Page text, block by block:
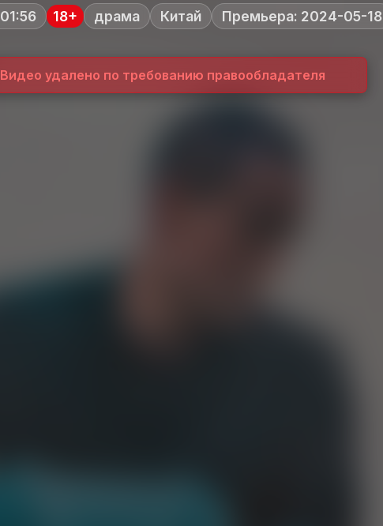
01:56
18+ драма Китай Премьера: 2024-05-18
Видео удалено по требованию правообладателя